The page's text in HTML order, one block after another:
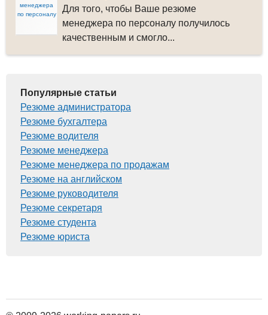
менеджера
по персоналу
Для того, чтобы Ваше резюме
менеджера по персоналу получилось
качественным и смогло...
Популярные статьи
Резюме администратора
Резюме бухгалтера
Резюме водителя
Резюме менеджера
Резюме менеджера по продажам
Резюме на английском
Резюме руководителя
Резюме секретаря
Резюме студента
Резюме юриста